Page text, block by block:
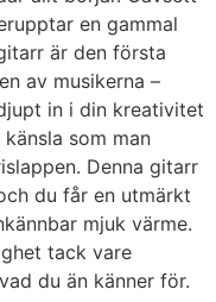
en gammal
är den första
av musikerna –
in i din kreativitet
som man
Denna gitarr
du får en utmärkt
mjuk värme.
tack vare
du än känner för.